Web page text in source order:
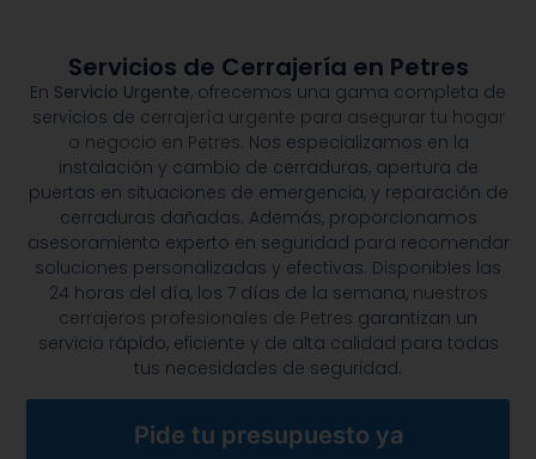
Servicios de Cerrajería en Petres
En Servicio Urgente, ofrecemos una gama completa de
servicios de cerrajería urgente para asegurar tu hogar
o negocio en Petres. Nos especializamos en la
instalación y cambio de cerraduras, apertura de
puertas en situaciones de emergencia, y reparación de
cerraduras dañadas. Además, proporcionamos
asesoramiento experto en seguridad para recomendar
soluciones personalizadas y efectivas. Disponibles las
24 horas del día, los 7 días de la semana, nuestros
cerrajeros profesionales de Petres garantizan un
servicio rápido, eficiente y de alta calidad para todas
tus necesidades de seguridad.
Pide tu presupuesto ya